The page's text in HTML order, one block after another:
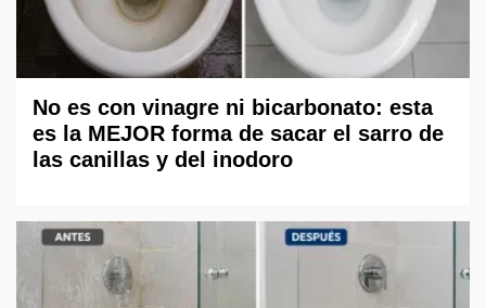
No es con vinagre ni bicarbonato: esta
es la MEJOR forma de sacar el sarro de
las canillas y del inodoro